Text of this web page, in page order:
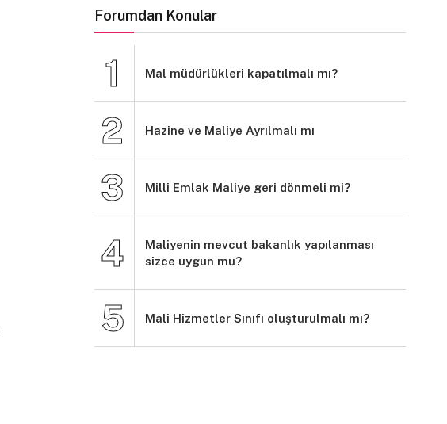
Forumdan Konular
Mal müdürlükleri kapatılmalı mı?
Hazine ve Maliye Ayrılmalı mı
Milli Emlak Maliye geri dönmeli mi?
Maliyenin mevcut bakanlık yapılanması
sizce uygun mu?
Mali Hizmetler Sınıfı oluşturulmalı mı?